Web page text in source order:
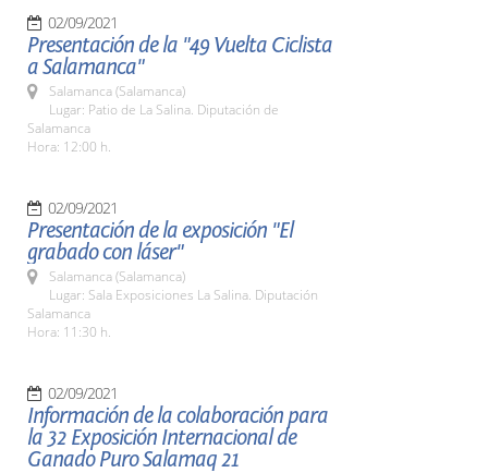
02/09/2021
Presentación de la "49 Vuelta Ciclista
a Salamanca"
Salamanca (Salamanca)
Lugar: Patio de La Salina. Diputación de
Salamanca
Hora: 12:00 h.
02/09/2021
Presentación de la exposición "El
grabado con láser"
Salamanca (Salamanca)
Lugar: Sala Exposiciones La Salina. Diputación
Salamanca
Hora: 11:30 h.
02/09/2021
Información de la colaboración para
la 32 Exposición Internacional de
Ganado Puro Salamaq 21